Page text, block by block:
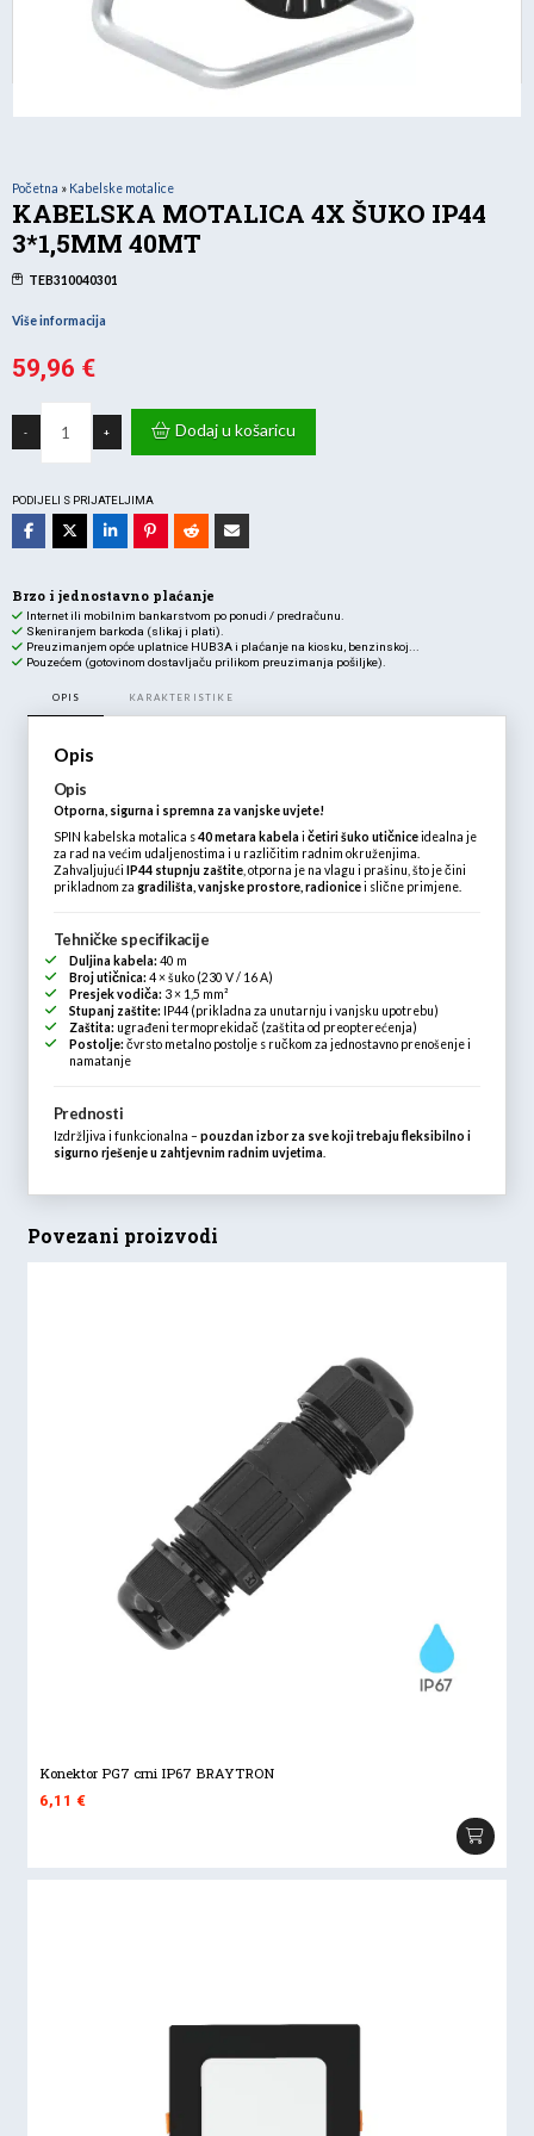
Početna » Kabelske motalice
KABELSKA MOTALICA 4X ŠUKO IP44
3*1,5MM 40MT
TEB310040301
Više informacija
59,96 €
-
ŠUKO
IP44
količina
+ Dodaj u košaricu
PODIJELI S PRIJATELJIMA
Brzo i jednostavno plaćanje
Internet ili mobilnim bankarstvom po ponudi / predračunu.
Skeniranjem barkoda (slikaj i plati).
Preuzimanjem opće uplatnice HUB3A i plaćanje na kiosku, benzinskoj...
Pouzećem (gotovinom dostavljaču prilikom preuzimanja pošiljke).
OPIS KARAKTERISTIKE
Opis
Opis
Otporna, sigurna i spremna za vanjske uvjete!
SPIN kabelska motalica s40 metara kabela i četiri šuko utičniceidealna je
za rad na većim udaljenostima i u različitim radnim okruženjima.
Zahvaljujući
IP44 stupnju zaštite, otporna je na vlagu i prašinu, što je čini
prikladnom za gradilišta, vanjske prostore, radionicei slične primjene.
Tehničke specifikacije
Duljina kabela: 40 m
Broj utičnica: 4 × šuko (230 V / 16 A)
Presjek vodiča: 3 × 1,5 mm²
Stupanj zaštite: IP44 (prikladna za unutarnju i vanjsku upotrebu)
Zaštita: ugrađeni termoprekidač (zaštita od preopterećenja)
Postolje: čvrsto metalno postolje s ručkom za jednostavno prenošenje i
namatanje
Prednosti
Izdržljiva i funkcionalna – pouzdan izbor za sve koji trebaju fleksibilno i
sigurno rješenje u zahtjevnim radnim uvjetima
Povezani proizvodi
Konektor PG7 crni IP67 BRAYTRON
6,11€